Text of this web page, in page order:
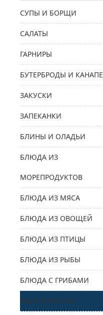
СУПЫ И БОРЩИ
САЛАТЫ
ГАРНИРЫ
БУТЕРБРОДЫ И КАНАПЕ
ЗАКУСКИ
ЗАПЕКАНКИ
БЛИНЫ И ОЛАДЬИ
БЛЮДА ИЗ
МОРЕПРОДУКТОВ
БЛЮДА ИЗ МЯСА
БЛЮДА ИЗ ОВОЩЕЙ
БЛЮДА ИЗ ПТИЦЫ
БЛЮДА ИЗ РЫБЫ
БЛЮДА С ГРИБАМИ
ЖЕЛЕ И МУССЫ